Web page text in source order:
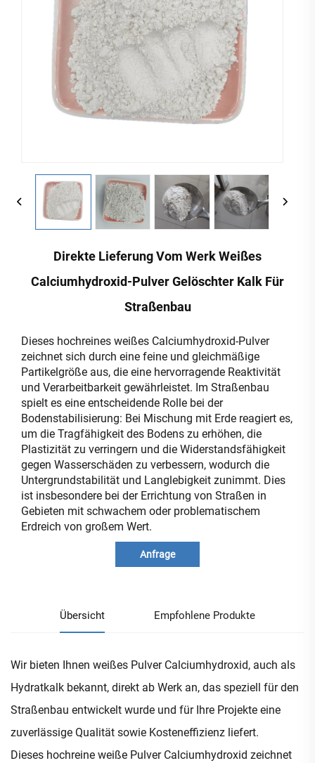
Direkte Lieferung Vom Werk Weißes
Calciumhydroxid-Pulver Gelöschter Kalk Für
Straßenbau
Dieses hochreines weißes Calciumhydroxid-Pulver
zeichnet sich durch eine feine und gleichmäßige
Partikelgröße aus, die eine hervorragende Reaktivität
und Verarbeitbarkeit gewährleistet. Im Straßenbau
spielt es eine entscheidende Rolle bei der
Bodenstabilisierung: Bei Mischung mit Erde reagiert es,
um die Tragfähigkeit des Bodens zu erhöhen, die
Plastizität zu verringern und die Widerstandsfähigkeit
gegen Wasserschäden zu verbessern, wodurch die
Untergrundstabilität und Langlebigkeit zunimmt. Dies
ist insbesondere bei der Errichtung von Straßen in
Gebieten mit schwachem oder problematischem
Erdreich von großem Wert.
Anfrage
Übersicht Empfohlene Produkte
Wir bieten Ihnen weißes Pulver Calciumhydroxid, auch als
Hydratkalk bekannt, direkt ab Werk an, das speziell für den
Straßenbau entwickelt wurde und für Ihre Projekte eine
zuverlässige Qualität sowie Kosteneffizienz liefert.
Dieses hochreine weiße Pulver Calciumhydroxid zeichnet